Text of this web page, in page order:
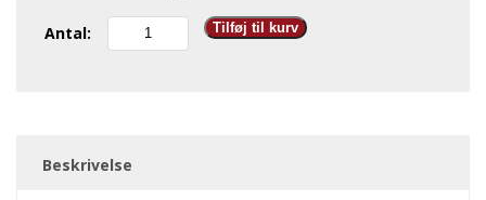
Antal:
Purell
Desinfektionsserviet
Tilføj til kurv
Beskrivelse